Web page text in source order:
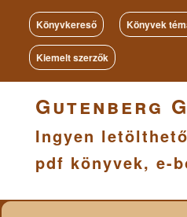
Könyvkereső Könyvek
Kiemelt szerzők
Gutenberg
Ingyen
pdf könyvek, e-